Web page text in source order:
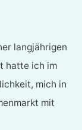
langjährigen
hatte ich im
mich in
mit